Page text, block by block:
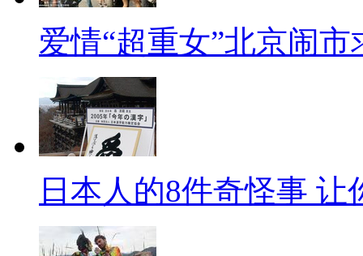
爱情“超重女”北京闹市
日本人的8件奇怪事 让